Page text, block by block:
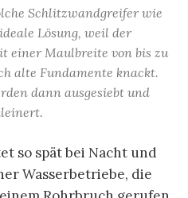
Schlitzwandgreifer wie
Lösung, weil der
einer Maulbreite von bis zu
alte Fundamente knackt.
dann ausgesiebt und
so spät bei Nacht und
Wasserbetriebe, die